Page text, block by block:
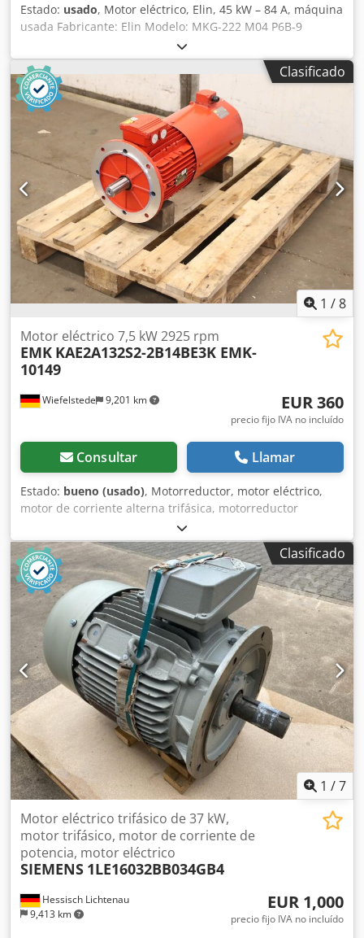
Estado: usado, Motor eléctrico, Elin, 45 kW – 84 A, máquina
usada Fabricante: Elin Modelo: MKG-222 M04 P6B-9
Potencia: 45 kW Corriente nominal: 84 A Diámetro del eje:
50 mm Especificaciones eléctricas: Tensión de
alimentación: 400 V Potencia: 45 kW Corriente nominal: 84
A Dimensiones totales: Dedpjzmythofx Apvock Ancho: 840
mm Profundidad: 450 mm Altura: 580 mm
Clasificado
1 /8
Wiefelstede 9,201 km
Motor eléctrico 7,5 kW 2925 rpm
EMK KAE2A132S2-2B14BE3K EMK-
10149
EUR 360
precio fijo IVA no incluído
Consultar Llamar
Estado: bueno (usado), Motorreductor, motor eléctrico,
motor de corriente alterna trifásica, motorreductor
eléctrico, motor eléctrico con ventilador -Fabricante: EMK,
motor eléctrico con ventilador Djdezi N I Tjpfx Apvsck -
Tipo: KAE2A132S2-2B14BE3K EMK-10149 -Potencia: 7,5 kW -
Velocidad: 2925 rpm -Construcción: Adaptación B5 -Eje: Ø
38 x 80 mm -Grado de protección: IP 55 -Ventilador: 90 W -
Dimensiones: 700/300/A345 mm -Peso: 58 kg
Clasificado
1 /7
Hessisch Lichtenau
9,413 km
Motor eléctrico trifásico de 37 kW,
motor trifásico, motor de corriente de
potencia, motor eléctrico
SIEMENS 1LE16032BB034GB4
EUR 1,000
precio fijo IVA no incluído